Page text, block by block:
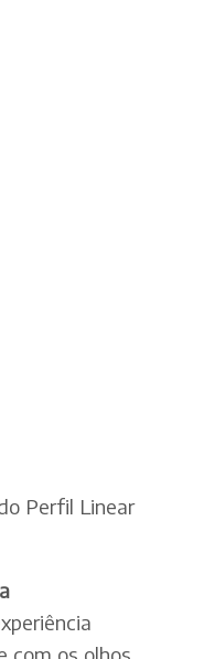
Perfil Linear